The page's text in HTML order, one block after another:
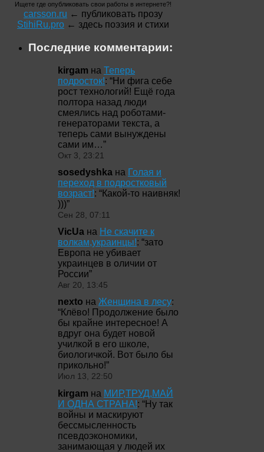
Ищете где опубликовать свои работы в интернете?!
carsson.ru ← публиковать прозу
StihiRu.pro ← здесь поэзия и стихи
Последние комментарии:
kirgam на Теперь
подросток!: “Ни фига себе
рост технологий! Ещё года
полтора назад люди
смеялись над роботами-
генераторами текста, а
теперь сами вынуждены
сами им…”
Окт 3, 23:21
sosedyshka на Голая и
переход в подростковый
возраст!: “Какой-то наивняк!
)))”
Сен 28, 07:11
VicUa на Не скачите к
волкам,украинцы!: “зато
Европа не убивает
украинцев в оличии от
России”
Авг 20, 13:45
nexto на Женщина в лесу:
“Клёво! Продолжение было
бы крайне интересное! А
вдруг она будет новой
училкой в его школе,
биологичкой. Вот было бы
прикольно!”
Июл 13, 22:50
kirgam на МИР,ТРУД,МАЙ
И ОДНА СТРАНА!: “Ну так
войны и маскируют
бессмысленность
псевдоэкономики,
занимающая у людей их